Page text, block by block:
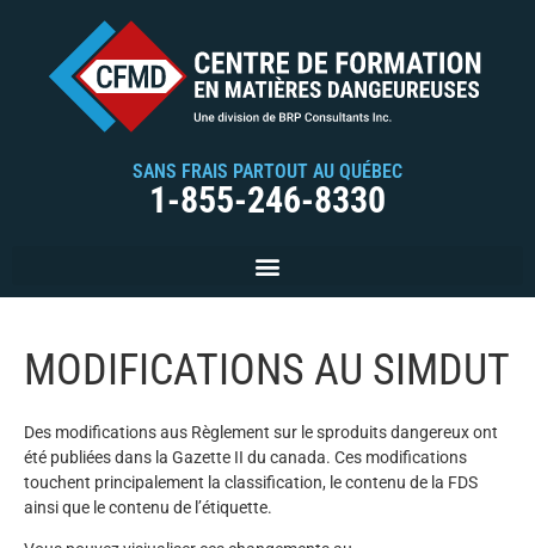
SANS FRAIS PARTOUT AU QUÉBEC
1-855-246-8330
MODIFICATIONS AU SIMDUT
Des modifications aus Règlement sur le sproduits dangereux ont
été publiées dans la Gazette II du canada. Ces modifications
touchent principalement la classification, le contenu de la FDS
ainsi que le contenu de l’étiquette.